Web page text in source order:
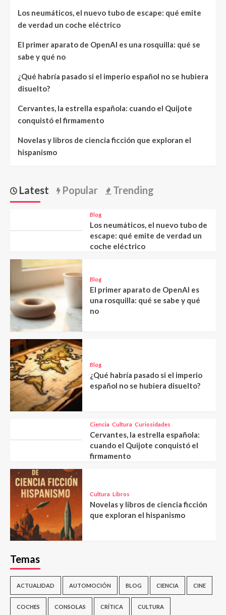
Los neumáticos, el nuevo tubo de escape: qué emite
de verdad un coche eléctrico
El primer aparato de OpenAI es una rosquilla: qué se
sabe y qué no
¿Qué habría pasado si el imperio español no se hubiera
disuelto?
Cervantes, la estrella española: cuando el Quijote
conquistó el firmamento
Novelas y libros de ciencia ficción que exploran el
hispanismo
Latest Popular Trending
Blog
Los neumáticos, el nuevo tubo de
escape: qué emite de verdad un
coche eléctrico
Blog
El primer aparato de OpenAI es
una rosquilla: qué se sabe y qué
no
Blog
¿Qué habría pasado si el imperio
español no se hubiera disuelto?
Ciencia Cultura Curiosidades
Cervantes, la estrella española:
cuando el Quijote conquistó el
firmamento
Cultura Libros
Novelas y libros de ciencia ficción
que exploran el hispanismo
Temas
ACTUALIDAD AUTOMOCIÓN BLOG CIENCIA CINE
COCHES CONSOLAS CRÍTICA CULTURA